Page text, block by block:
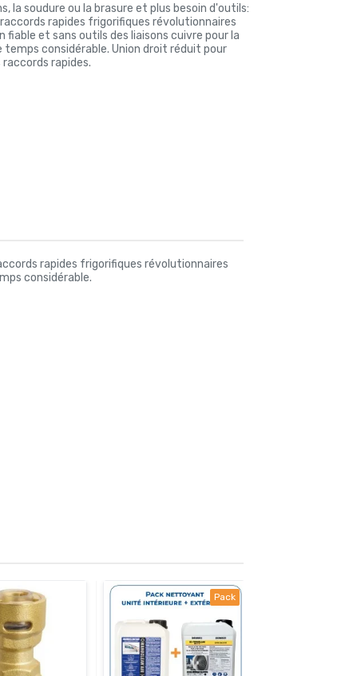
la soudure ou la brasure et plus besoin d'outils:
rapides frigorifiques révolutionnaires
et sans outils des liaisons cuivre pour la
considérable. Union droit réduit pour
rapides.
rapides frigorifiques révolutionnaires
considérable.
Pack